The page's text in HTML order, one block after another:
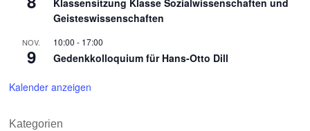
Geisteswissenschaften
NOV.
9
10:00 - 17:00
Gedenkkolloquium für Hans-Otto Dill
Kalender anzeigen
Kategorien